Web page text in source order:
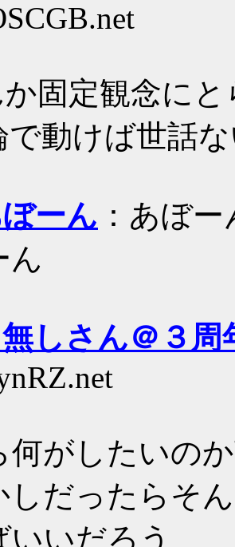
固定観念に
で動けば世話
ーん ：あぼー
ん
しさん＠３周
何がしたいの
しだったらそ
いいだろう